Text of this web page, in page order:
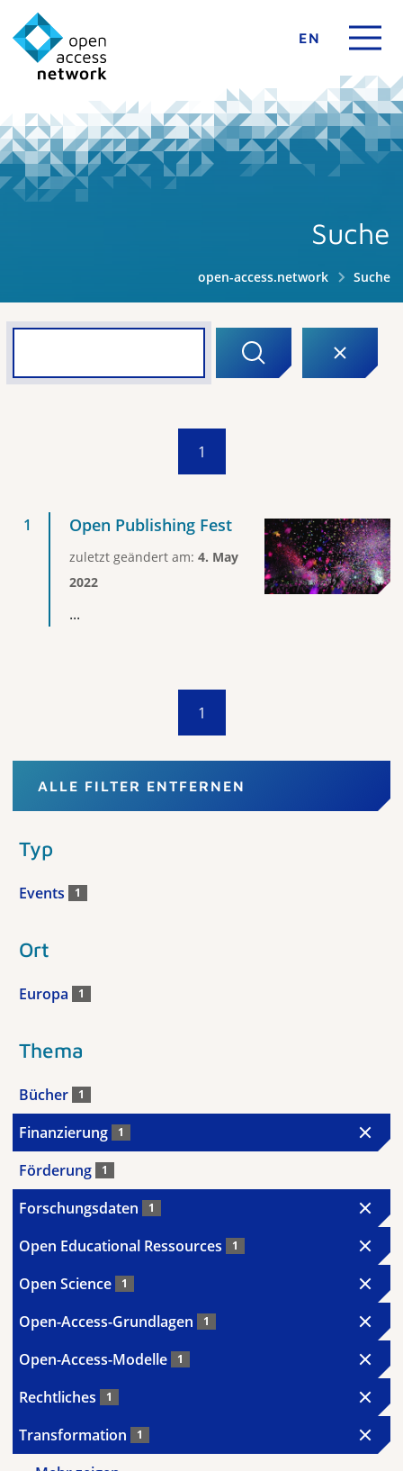
EN
Suche
open-access.network Suche
1
Open Publishing Fest
zuletzt geändert am: 4. May
2022
...
1
ALLE FILTER ENTFERNEN
Typ
Events 1
Ort
Europa 1
Thema
Bücher 1
Finanzierung 1
Förderung 1
Forschungsdaten 1
Open Educational Ressources 1
Open Science 1
Open-Access-Grundlagen 1
Open-Access-Modelle 1
Rechtliches 1
Transformation 1